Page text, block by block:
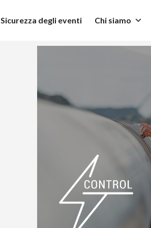
Sicurezza degli eventi Chi siamo